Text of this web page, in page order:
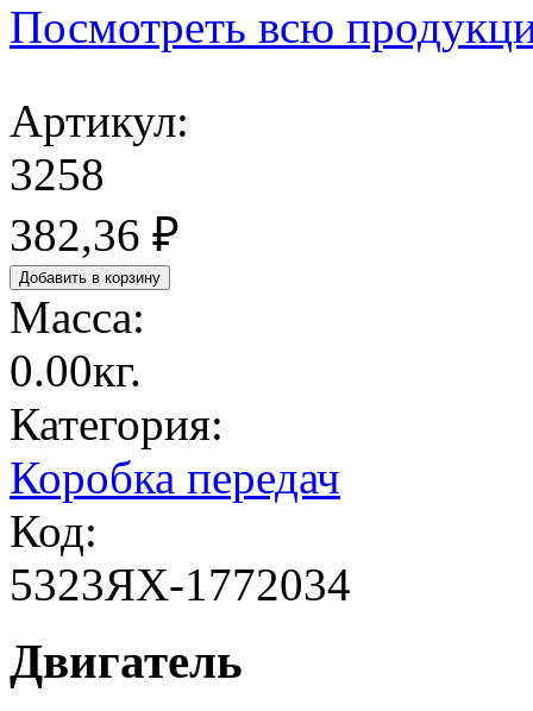
Посмотреть всю
Артикул:
3258
382,36 ₽
Масса:
0.00кг.
Категория:
Коробка передач
Код:
5323ЯХ-1772034
Двигатель